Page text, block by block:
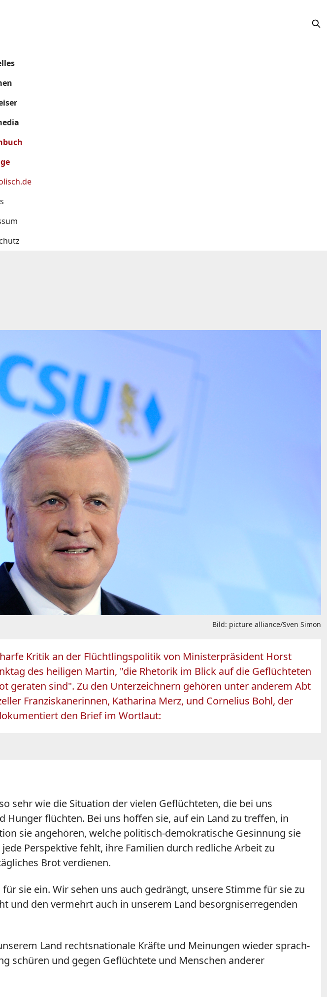
Bild: picture alliance/Sven Simon
Kritik an der Flüchtlingspolitik von Ministerpräsident Horst
des heiligen Martin, "die Rhetorik im Blick auf die Geflüchteten
geraten sind". Zu den Unterzeichnern gehören unter anderem Abt
Franziskanerinnen, Katharina Merz, und Cornelius Bohl, der
den Brief im Wortlaut:
sehr wie die Situation der vielen Geflüchteten, die bei uns
flüchten. Bei uns hoffen sie, auf ein Land zu treffen, in
sie angehören, welche politisch-demokratische Gesinnung sie
Perspektive fehlt, ihre Familien durch redliche Arbeit zu
Brot verdienen.
sie ein. Wir sehen uns auch gedrängt, unsere Stimme für sie zu
und den vermehrt auch in unserem Land besorgniserregenden
Land rechtsnationale Kräfte und Meinungen wieder sprach-
schüren und gegen Geflüchtete und Menschen anderer